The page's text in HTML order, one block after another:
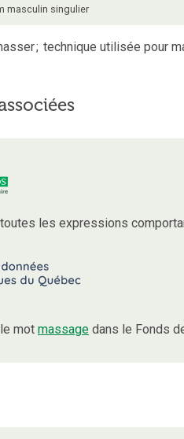
masculin singulier
; technique utilisée pour
les expressions
mot massage dans le Fonds